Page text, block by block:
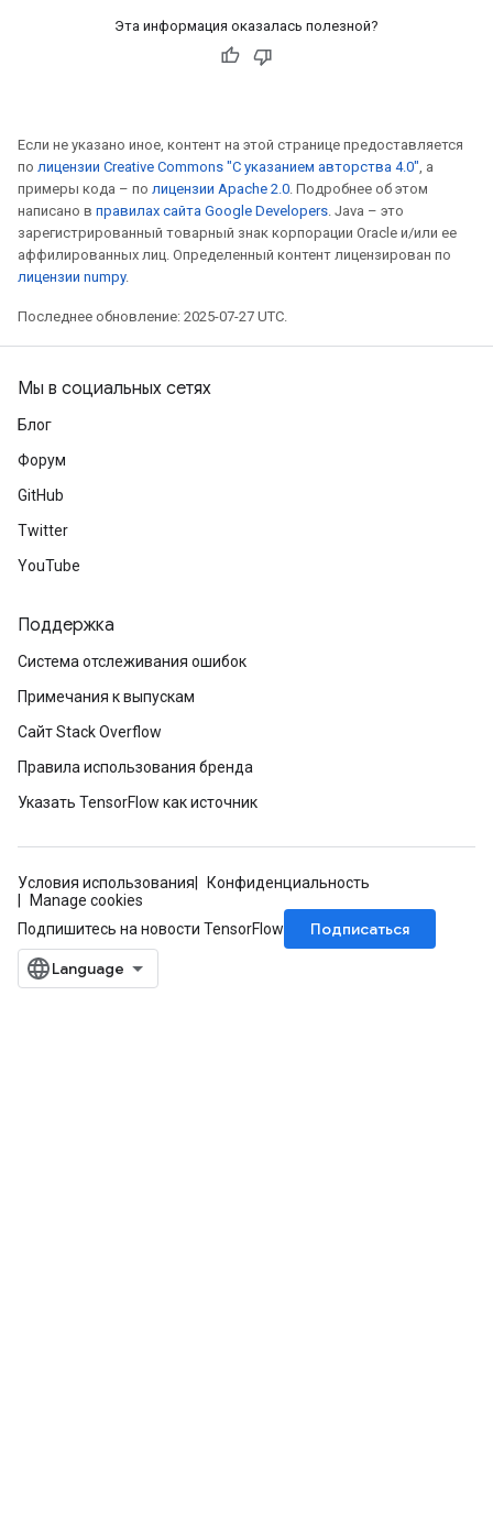
Эта информация оказалась полезной?
Если не указано иное, контент на этой странице предоставляется
по лицензии Creative Commons "С указанием авторства 4.0", а
примеры кода – по лицензии Apache 2.0. Подробнее об этом
написано в правилах сайта Google Developers. Java – это
зарегистрированный товарный знак корпорации Oracle и/или ее
аффилированных лиц. Определенный контент лицензирован по
лицензии numpy.
Последнее обновление: 2025-07-27 UTC.
Мы в социальных сетях
Блог
Форум
GitHub
Twitter
YouTube
Поддержка
Система отслеживания ошибок
Примечания к выпускам
Сайт Stack Overflow
Правила использования бренда
Указать TensorFlow как источник
Условия использования
Конфиденциальность
Manage cookies
Подпишитесь на новости TensorFlow
Подписаться